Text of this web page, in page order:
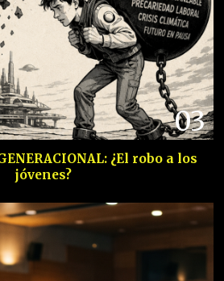
03
¿El robo a los
jóvenes?